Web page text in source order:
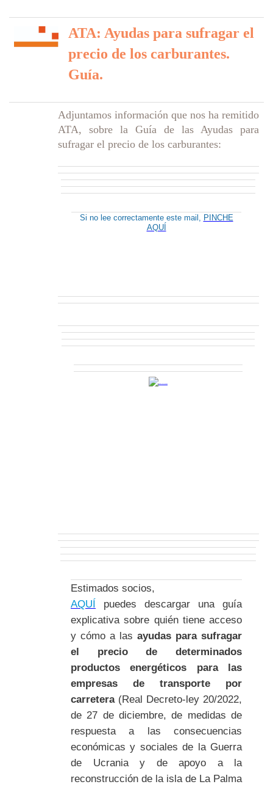
ATA: Ayudas para sufragar el
precio de los carburantes.
Guía.
Adjuntamos información que nos ha remitido
ATA, sobre la Guía de las Ayudas para
sufragar el precio de los carburantes:
Si no lee correctamente este mail, PINCHE
AQUÍ
Estimados socios,
AQUÍ puedes descargar una guía
explicativa sobre quién tiene acceso
y cómo a las ayudas para sufragar
el precio de determinados
productos energéticos para las
empresas de transporte por
carretera(Real Decreto-ley 20/2022,
de 27 de diciembre, de medidas de
respuesta a las consecuencias
económicas y sociales de la Guerra
de Ucrania y de apoyo a la
reconstrucción de la isla de La Palma